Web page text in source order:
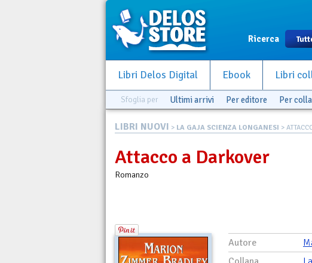
Ricerca
Libri Delos Digital Ebook Libri
Sfoglia per Ultimi arrivi Per editore Per
LIBRI NUOVI > LA GAJA SCIENZA LONGANESI >
Attacco a Darkover
Romanzo
Autore